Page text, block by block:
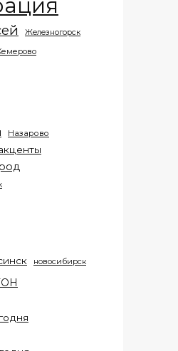
Железногорск
Назарово
новосибирск